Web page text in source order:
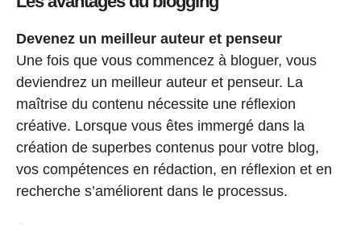
Devenez un meilleur auteur et penseur
Une fois que vous commencez à bloguer, vous
deviendrez un meilleur auteur et penseur. La
maîtrise du contenu nécessite une réflexion
créative. Lorsque vous êtes immergé dans la
création de superbes contenus pour votre blog,
vos compétences en rédaction, en réflexion et en
recherche s’améliorent dans le processus.